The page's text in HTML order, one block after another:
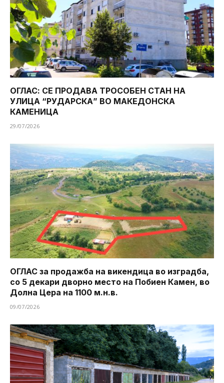
ОГЛАС: СЕ ПРОДАВА ТРОСОБЕН СТАН НА
УЛИЦА “РУДАРСКА” ВО МАКЕДОНСКА
КАМЕНИЦА
29/07/2026
ОГЛАС за продажба на викендица во изградба,
со 5 декари дворно место на Побиен Камен, во
Долна Цера на 1100 м.н.в.
09/07/2026